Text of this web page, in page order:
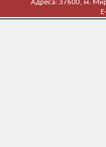
Адреса: 37600, м.